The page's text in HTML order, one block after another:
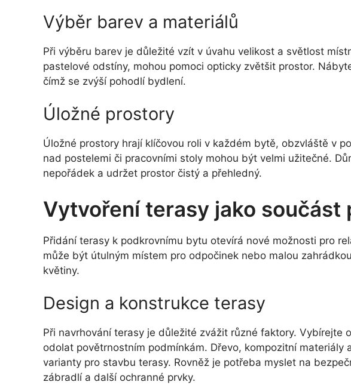
Výběr barev a materiálů
Při výběru barev je důležité vzít v úvahu velikost a světlost
pastelové odstíny, mohou pomoci opticky zvětšit prostor.
čímž se zvýší pohodlí bydlení.
Úložné prostory
Úložné prostory hrají klíčovou roli v každém bytě, obzvláště v
nad postelemi či pracovními stoly mohou být velmi užitečné.
nepořádek a udržet prostor čistý a přehledný.
Vytvoření terasy jako součást
Přidání terasy k podkrovnímu bytu otevírá nové možnosti pro
může být útulným místem pro odpočinek nebo malou
květiny.
Design a konstrukce terasy
Při navrhování terasy je důležité zvážit různé faktory. Vybírejte
odolat povětrnostním podmínkám. Dřevo, kompozitní materiály
varianty pro stavbu terasy. Rovněž je potřeba myslet na
zábradlí a další ochranné prvky.